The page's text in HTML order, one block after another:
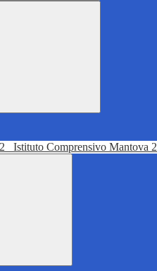
Istituto Comprensivo Mantova 2